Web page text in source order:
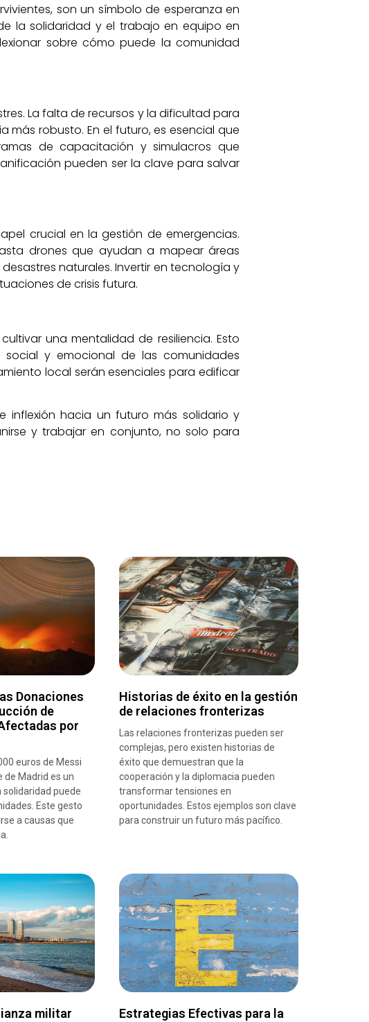
son un símbolo de esperanza en
la solidaridad y el trabajo en equipo en
sobre cómo puede la comunidad
La falta de recursos y la dificultad para
robusto. En el futuro, es esencial que
de capacitación y simulacros que
pueden ser la clave para salvar
crucial en la gestión de emergencias.
drones que ayudan a mapear áreas
naturales. Invertir en tecnología y
de crisis futura.
una mentalidad de resiliencia. Esto
y emocional de las comunidades
local serán esenciales para edificar
hacia un futuro más solidario y
y trabajar en conjunto, no solo para
Donaciones
de
por
euros de Messi
de Madrid es un
puede
Este gesto
a causas que
Historias de éxito en la gestión
de relaciones fronterizas
Las relaciones fronterizas pueden ser
complejas, pero existen historias de
éxito que demuestran que la
cooperación y la diplomacia pueden
transformar tensiones en
oportunidades. Estos ejemplos son clave
para construir un futuro más pacífico.
militar
Estrategias Efectivas para la